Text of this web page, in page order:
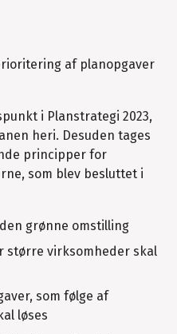
af planopgaver
i Planstrategi 2023,
heri. Desuden tages
principper for
som blev besluttet i
grønne omstilling
større virksomheder skal
som følge af
løses